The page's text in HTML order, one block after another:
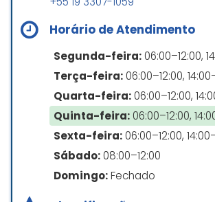
das crianças.
A academia em si é
filha faz natação, não
que reclamar. Minha
com a recepcionista
Horário de Atendimento
Segunda-feira: 06:00–12:00,
Terça-feira: 06:00–12:00,
Quarta-feira: 06:00–12:00,
Quinta-feira: 06:00–12:00,
Sexta-feira: 06:00–12:00,
Sábado: 08:00–12:00
Domingo:Fechado